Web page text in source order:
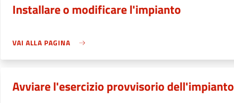
Installare o modificare l'impianto
VAI ALLA PAGINA
Avviare l'esercizio provvisorio dell'impianto